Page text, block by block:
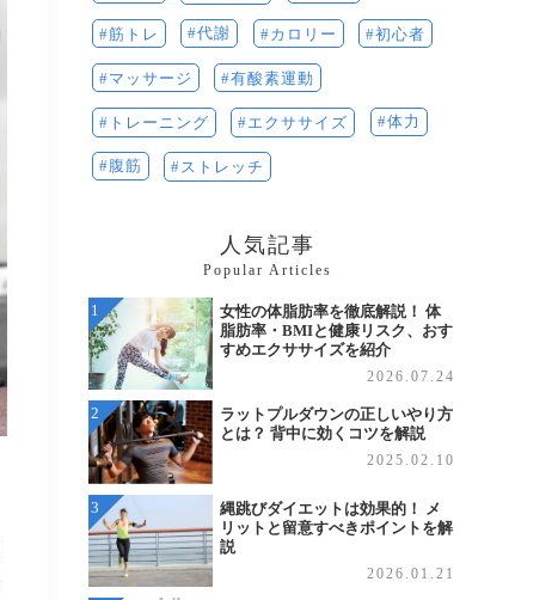
筋トレ 代謝 カロリー 初心者
マッサージ 有酸素運動
トレーニング エクササイズ 体力
腹筋 ストレッチ
人気記事
Popular Articles
女性の体脂肪率を徹底解説！ 体
脂肪率・BMIと健康リスク、おす
すめエクササイズを紹介
2026.07.24
ラットプルダウンの正しいやり方
とは？ 背中に効くコツを解説
2025.02.10
縄跳びダイエットは効果的！ メ
リットと留意すべきポイントを解
説
2026.01.21